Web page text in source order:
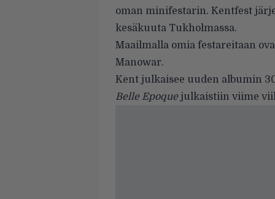
oman minifestarin. Kentfest
kesäkuuta Tukholmassa.
Maailmalla omia festareitaan
Manowar.
Kent julkaisee uuden albumin
Belle Epoque julkaistiin viime